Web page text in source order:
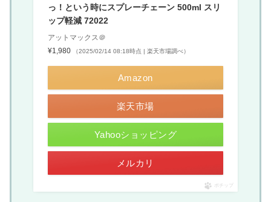
っ！という時にスプレーチェーン 500ml スリ
ップ軽減 72022
アットマックス＠
¥1,980
（2025/02/14 08:18時点 | 楽天市場調べ）
Amazon
楽天市場
Yahooショッピング
メルカリ
ポチップ